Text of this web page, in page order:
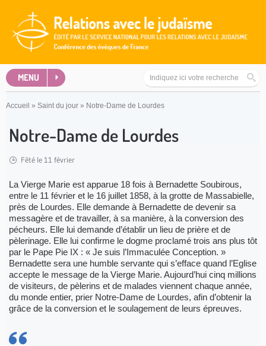
MENU
Accueil » Saint du jour » Notre-Dame de Lourdes
Notre-Dame de Lourdes
Fêté le 11 février
La Vierge Marie est apparue 18 fois à Bernadette Soubirous,
entre le 11 février et le 16 juillet 1858, à la grotte de Massabielle,
près de Lourdes. Elle demande à Bernadette de devenir sa
messagère et de travailler, à sa manière, à la conversion des
pécheurs. Elle lui demande d’établir un lieu de prière et de
pèlerinage. Elle lui confirme le dogme proclamé trois ans plus tôt
par le Pape Pie IX : « Je suis l’Immaculée Conception. »
Bernadette sera une humble servante qui s’efface quand l’Eglise
accepte le message de la Vierge Marie. Aujourd’hui cinq millions
de visiteurs, de pèlerins et de malades viennent chaque année,
du monde entier, prier Notre-Dame de Lourdes, afin d’obtenir la
grâce de la conversion et le soulagement de leurs épreuves.